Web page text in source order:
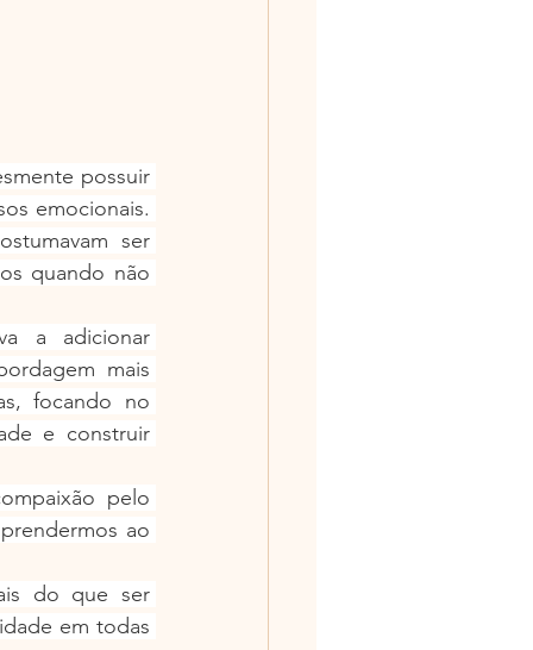
possuir
emocionais.
ser
quando não
a adicionar
mais
focando no
e construir
pelo
ao
do que ser
em todas